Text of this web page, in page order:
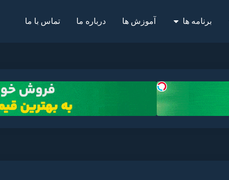
برنامه ها آموزش ها درباره ما تماس با ما